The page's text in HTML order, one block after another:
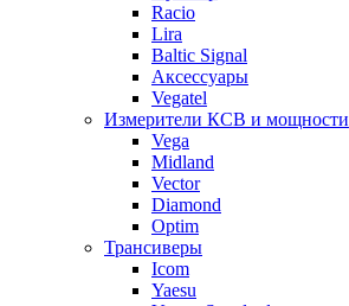
Racio
Lira
Baltic Signal
Аксессуары
Vegatel
Измерители КСВ и мощности
Vega
Midland
Vector
Diamond
Optim
Трансиверы
Icom
Yaesu